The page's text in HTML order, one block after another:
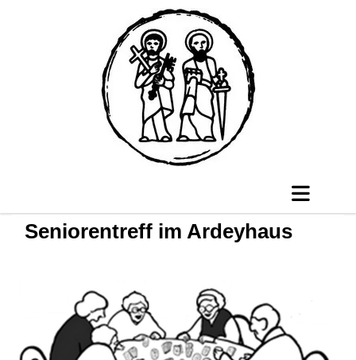
Seniorentreff im Ardeyhaus